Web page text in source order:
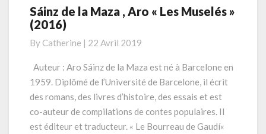
Sáinz
de
Maza
«
Les
Muselés
»
Sáinz de la Maza , Aro « Les Muselés »
(2016)
By Catherine | 22 Avril 2019
Auteur : Aro Sáinz de la Maza est né à Barcelone en
1959. Diplômé de l’Université de Barcelone, il écrit
des romans, des livres d’histoire, des essais et est
co-auteur de compilations de contes populaires. Il
est éditeur et traducteur. « Le Bourreau de Gaudí«